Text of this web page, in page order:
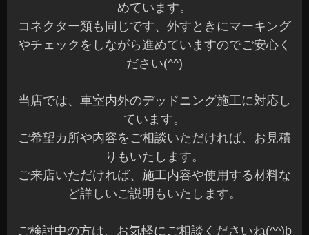
めています。
コネクター類も同じです、外すときにマーキング
やチェックをしながら進めていますのでご安心く
ださい(^^)
当店では、車室内外のデッドニング施工に対応し
ています。
ご希望カ所や内容をご相談いただければ、お見積
りもいたします。
ご来店いただければ、施工内容や使用する材料な
ど詳しいご説明もいたします。
ご検討中の方は、お気軽にご相談くださいね(^^)b